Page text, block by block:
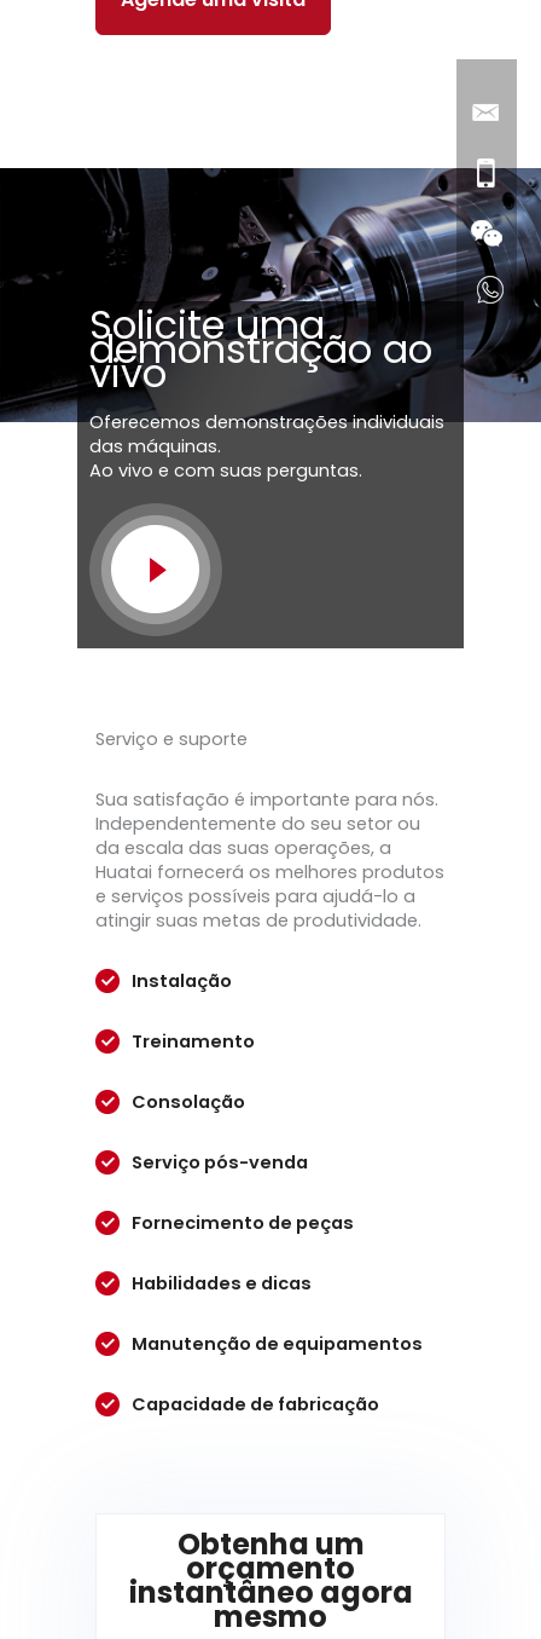
Solicite uma
demonstração ao
vivo
Oferecemos demonstrações individuais
das máquinas.
Ao vivo e com suas perguntas.
Serviço e suporte
Sua satisfação é importante para nós.
Independentemente do seu setor ou
da escala das suas operações, a
Huatai fornecerá os melhores produtos
e serviços possíveis para ajudá-lo a
atingir suas metas de produtividade.
Instalação
Treinamento
Consolação
Serviço pós-venda
Fornecimento de peças
Habilidades e dicas
Manutenção de equipamentos
Capacidade de fabricação
Obtenha um
orçamento
instantâneo agora
mesmo